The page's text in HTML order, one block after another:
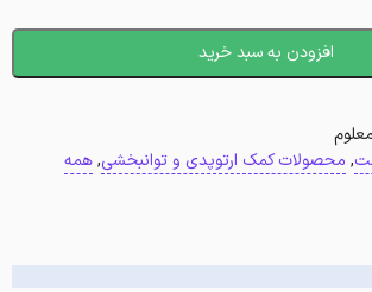
افزودن به سبد خرید
, محصولات کمک ارتوپدی و توانبخشی,همه